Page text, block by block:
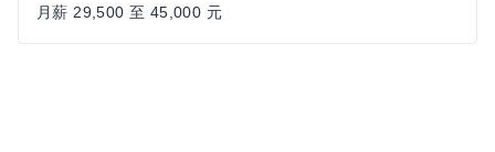
月薪 29,500 至 45,000 元